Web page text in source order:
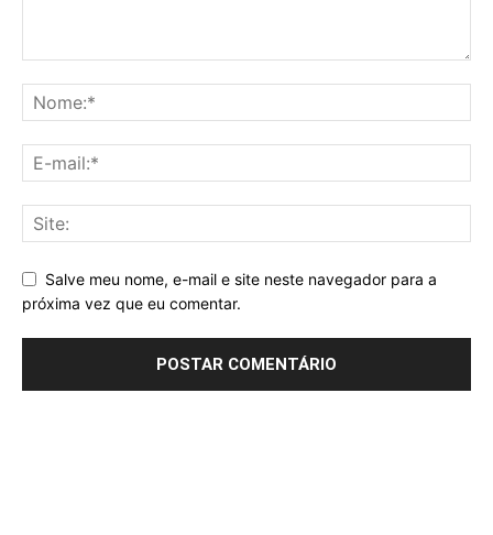
Salve meu nome, e-mail e site neste navegador para a
próxima vez que eu comentar.